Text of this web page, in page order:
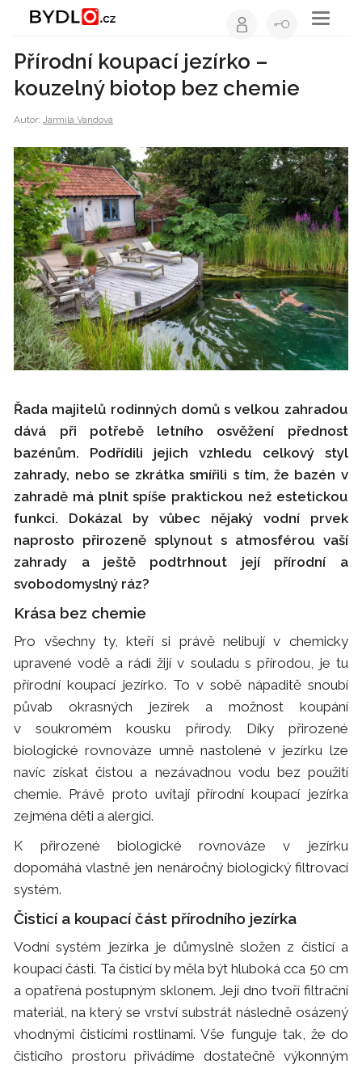
Toggle
Přírodní koupací jezírko –
kouzelný biotop bez chemie
Autor:Jarmila Vandová
Řada majitelů rodinných domů s velkou zahradou
dává při potřebě letního osvěžení přednost
bazénům. Podřídili jejich vzhledu celkový styl
zahrady, nebo se zkrátka smířili s tím, že bazén v
zahradě má plnit spíše praktickou než estetickou
funkci. Dokázal by vůbec nějaký vodní prvek
naprosto přirozeně splynout s atmosférou vaší
zahrady a ještě podtrhnout její přírodní a
svobodomyslný ráz?
Krása bez chemie
Pro všechny ty, kteří si právě nelibují v chemicky
upravené vodě a rádi žijí v souladu s přírodou, je tu
přírodní koupací jezírko. To v sobě nápaditě snoubí
půvab okrasných jezírek a možnost koupání
v soukromém kousku přírody. Díky přirozené
biologické rovnováze umně nastolené v jezírku lze
navíc získat čistou a nezávadnou vodu bez použití
chemie. Právě proto uvítají přírodní koupací jezírka
zejména děti a alergici.
K přirozené biologické rovnováze v jezírku
dopomáhá vlastně jen nenáročný biologický filtrovací
systém.
Čisticí a koupací část přírodního jezírka
Vodní systém jezírka je důmyslně složen z čisticí a
koupací části. Ta čisticí by měla být hluboká cca 50 cm
a opatřená postupným sklonem. Její dno tvoří filtrační
materiál, na který se vrství substrát následně osázený
vhodnými čisticími rostlinami. Vše funguje tak, že do
čisticího prostoru přivádíme dostatečně výkonným